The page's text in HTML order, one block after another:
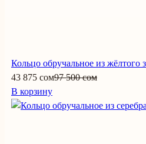
Кольцо обручальное из жёлтого
43 875 сом97 500 сом
В корзину